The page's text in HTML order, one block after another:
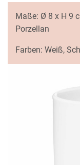
Maße: Ø 8 x H 9
Porzellan
Farben: Weiß,